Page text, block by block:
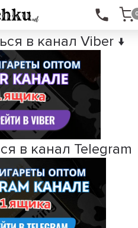
в канал Viber ↓
в канал Telegram